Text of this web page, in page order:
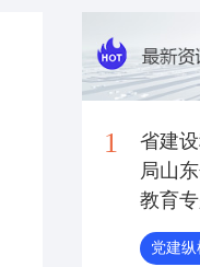
1
省建
局山
教育
党建纵